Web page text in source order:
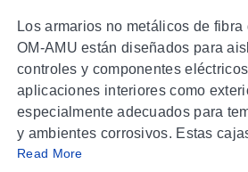
Los armarios no metálicos de
OM-AMU están diseñados para
controles y componentes
aplicaciones interiores como
especialmente adecuados para
y ambientes corrosivos. Estas
tamaño JIC de fibra de vidrio con
Read More